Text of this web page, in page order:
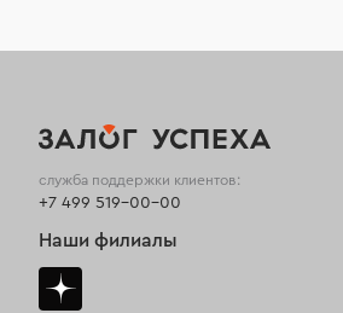
служба поддержки клиентов:
+7 499 519-00-00
Наши филиалы